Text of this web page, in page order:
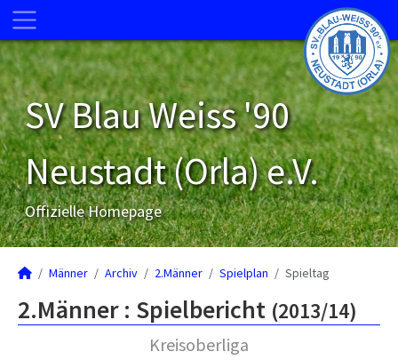
SV Blau Weiss '90
Neustadt (Orla) e.V.
Offizielle Homepage
Männer Archiv 2.Männer Spielplan Spieltag
2.Männer : Spielbericht (2013/14)
Kreisoberliga